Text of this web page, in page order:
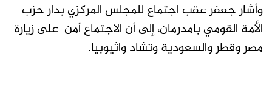
وأشار جعفر عقب اجتماع للمجلس المركزي بدار حزب
الأمة القومي بامدرمان، إلى أن الاجتماع أمن على زيارة
مصر وقطر والسعودية وتشاد واثيوبيا.